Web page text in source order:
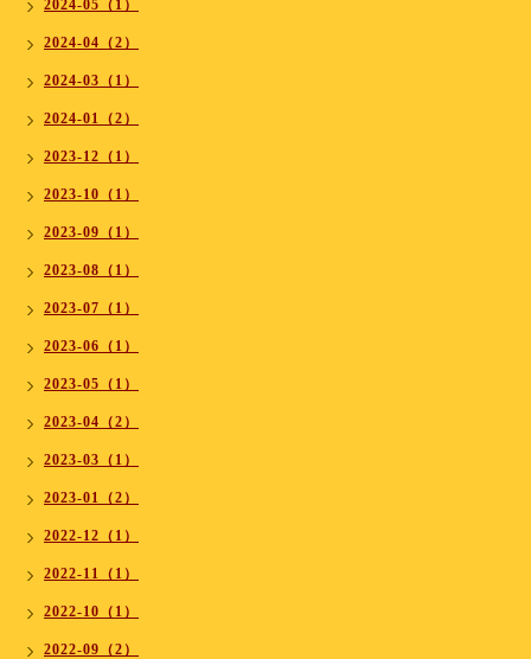
2024-05（1）
2024-04（2）
2024-03（1）
2024-01（2）
2023-12（1）
2023-10（1）
2023-09（1）
2023-08（1）
2023-07（1）
2023-06（1）
2023-05（1）
2023-04（2）
2023-03（1）
2023-01（2）
2022-12（1）
2022-11（1）
2022-10（1）
2022-09（2）